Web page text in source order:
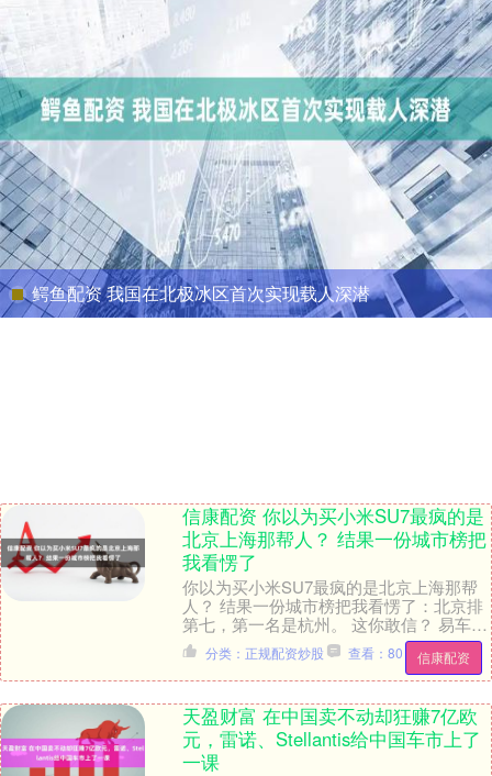
鳄鱼配资 我国在北极冰区首次实现载人深潜
信康配资 你以为买小米SU7最疯的是
北京上海那帮人？ 结果一份城市榜把
我看愣了
你以为买小米SU7最疯的是北京上海那帮
人？ 结果一份城市榜把我看愣了：北京排
第七，第一名是杭州。 这你敢信？ 易车榜
最新统计（截至今年6月）越看越有意思：
杭州5....
信康配资
分类：正规配资炒股 查看：80
天盈财富 在中国卖不动却狂赚7亿欧
元，雷诺、Stellantis给中国车市上了
一课